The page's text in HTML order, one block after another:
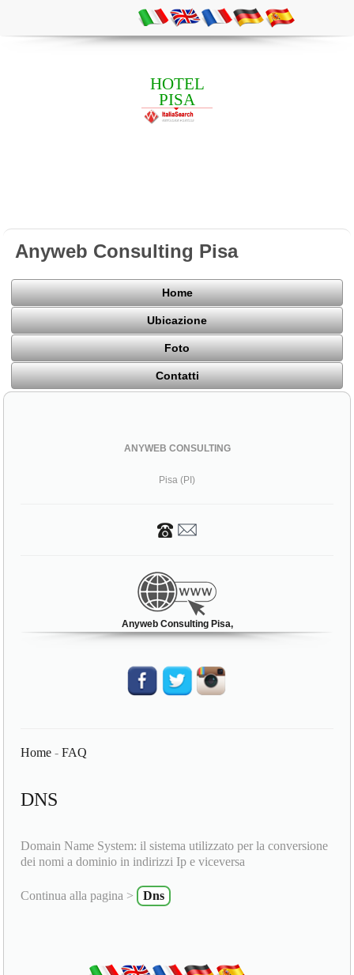
HOTEL
PISA
Anyweb Consulting Pisa
Home
Ubicazione
Foto
Contatti
ANYWEB CONSULTING
Pisa (PI)
Anyweb Consulting Pisa,
Home -FAQ
DNS
Domain Name System: il sistema utilizzato per la conversione
dei nomi a dominio in indirizzi Ip e viceversa
Continua alla pagina > Dns